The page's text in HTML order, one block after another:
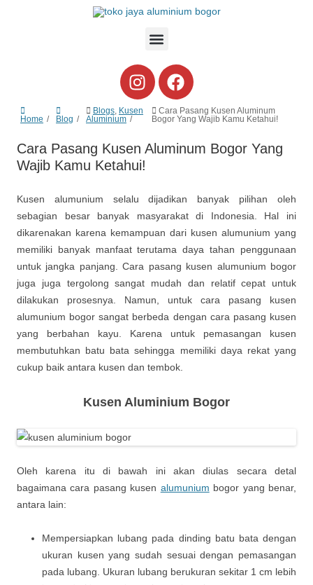
Home Blog
Blogs, Kusen
Aluminium
Cara Pasang Kusen Aluminum
Bogor Yang Wajib Kamu Ketahui!
Cara Pasang Kusen Aluminum Bogor Yang
Wajib Kamu Ketahui!
Kusen alumunium selalu dijadikan banyak pilihan oleh
sebagian besar banyak masyarakat di Indonesia. Hal ini
dikarenakan karena kemampuan dari kusen alumunium yang
memiliki banyak manfaat terutama daya tahan penggunaan
untuk jangka panjang. Cara pasang kusen alumunium bogor
juga juga tergolong sangat mudah dan relatif cepat untuk
dilakukan prosesnya. Namun, untuk cara pasang kusen
alumunium bogor sangat berbeda dengan cara pasang kusen
yang berbahan kayu. Karena untuk pemasangan kusen
membutuhkan batu bata sehingga memiliki daya rekat yang
cukup baik antara kusen dan tembok.
Kusen Aluminium Bogor
Oleh karena itu di bawah ini akan diulas secara detal
bagaimana cara pasang kusen alumunium bogor yang benar,
antara lain:
Mempersiapkan lubang pada dinding batu bata dengan
ukuran kusen yang sudah sesuai dengan pemasangan
pada lubang. Ukuran lubang berukuran sekitar 1 cm lebih